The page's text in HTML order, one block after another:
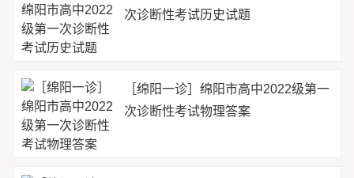
次诊断性考试历史试题
［绵阳一诊］绵阳市高中2022级第一
次诊断性考试物理答案